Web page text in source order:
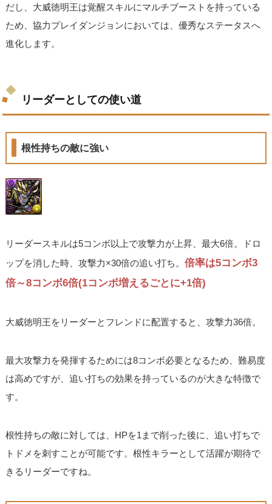
だし、大威徳明王は覚醒スキルにマルチブーストを持っている
ため、協力プレイダンジョンにおいては、優秀なステータスへ
進化します。
リーダーとしての使い道
根性持ちの敵に強い
リーダースキルは5コンボ以上で攻撃力が上昇、最大6倍。ドロ
ップを消した時、攻撃力×30倍の追い打ち。倍率は5コンボ3
倍～8コンボ6倍(1コンボ増えるごとに+1倍)
大威徳明王をリーダーとフレンドに配置すると、攻撃力36倍。
最大攻撃力を発揮するためには8コンボ必要となるため、難易度
は高めですが、追い打ちの効果を持っているのが大きな特徴で
す。
根性持ちの敵に対しては、HPを1まで削った後に、追い打ちで
トドメを刺すことが可能です。根性キラーとして活躍が期待で
きるリーダーですね。